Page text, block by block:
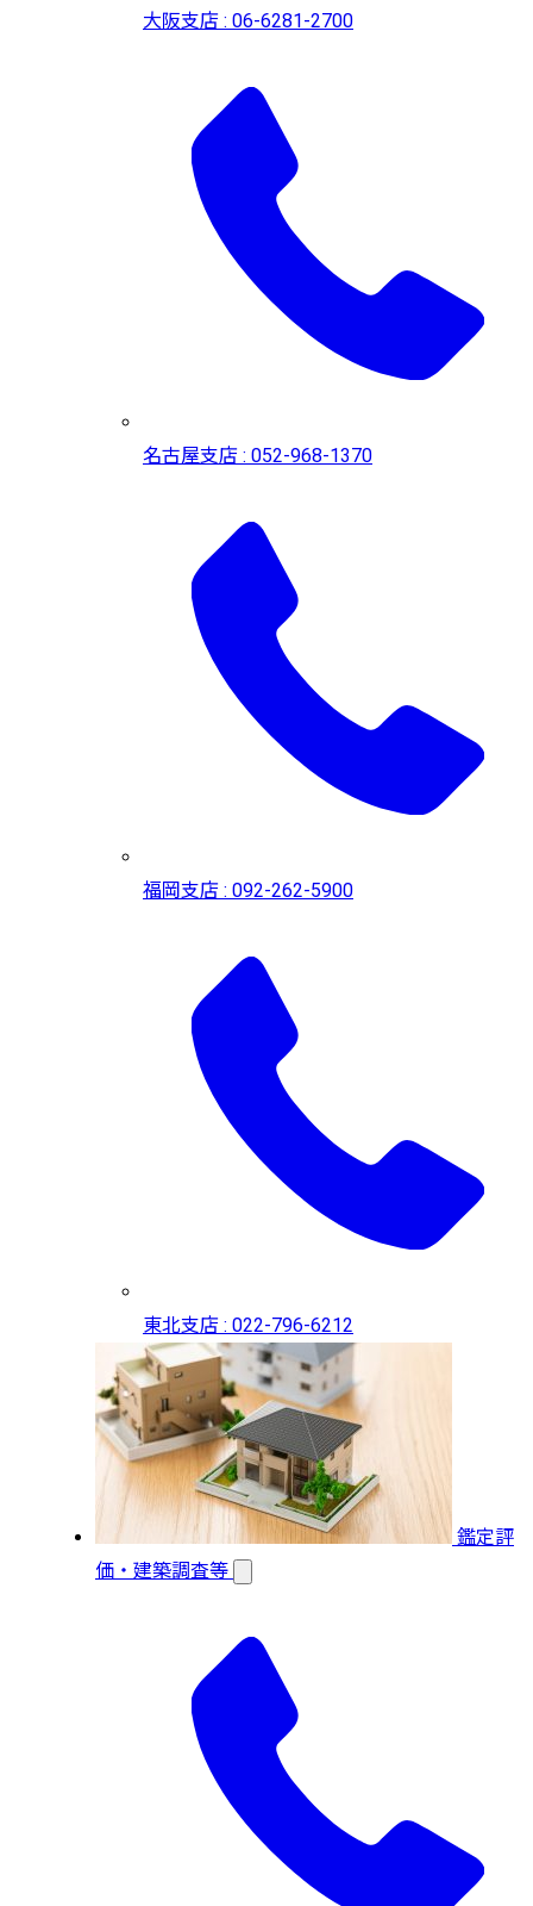
大阪支店 : 06-6281-2700
名古屋支店 : 052-968-1370
福岡支店 : 092-262-5900
東北支店 : 022-796-6212
鑑定評
価・建築調査等